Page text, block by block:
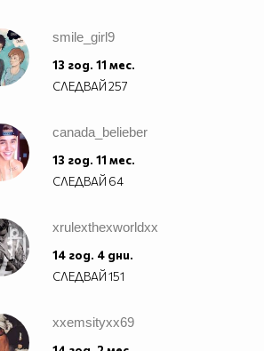
smile_girl9
13 год. 11 мес.
СЛЕДВАЙ257
canada_belieber
13 год. 11 мес.
СЛЕДВАЙ 64
xrulexthexworldxx
14 год. 4 дни.
СЛЕДВАЙ151
xxemsityxx69